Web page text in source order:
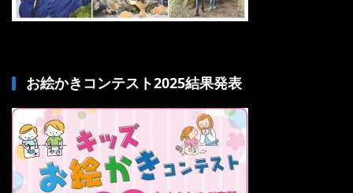
お絵かきコンテスト2025結果発表